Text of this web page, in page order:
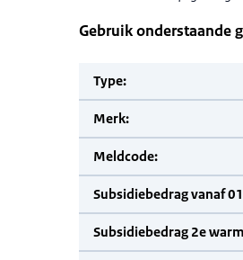
Gebruik onderstaande
Type:
Merk:
Meldcode:
Subsidiebedrag vanaf
Subsidiebedrag 2e